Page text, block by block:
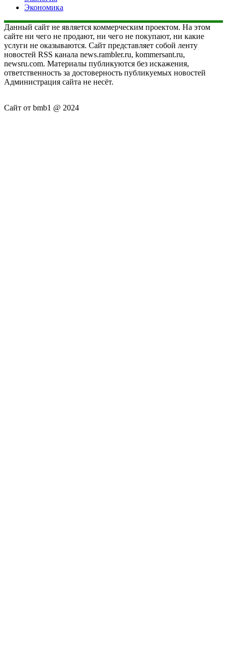
Экономика
Данный сайт не является коммерческим проектом. На этом
сайте ни чего не продают, ни чего не покупают, ни какие
услуги не оказываются. Сайт представляет собой ленту
новостей RSS канала news.rambler.ru, kommersant.ru,
newsru.com. Материалы публикуются без искажения,
ответственность за достоверность публикуемых новостей
Администрация сайта не несёт.
Сайт от bmb1 @ 2024